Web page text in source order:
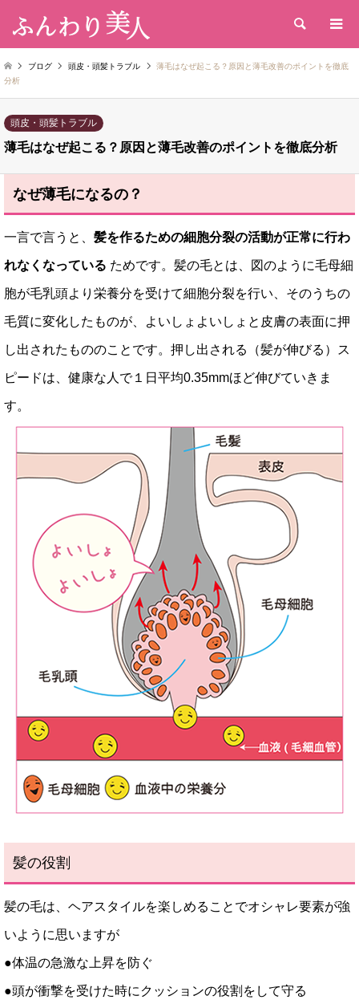
検索
ブログ 頭皮・頭髪トラブル
薄毛はなぜ起こる？原因と薄毛改善のポイントを徹底
分析
頭皮・頭髪トラブル
薄毛はなぜ起こる？原因と薄毛改善のポイントを徹底分析
なぜ薄毛になるの？
一言で言うと、 髪を作るための細胞分裂の活動が正常に行わ
れなくなっている ためです。髪の毛とは、図のように毛母細
胞が毛乳頭より栄養分を受けて細胞分裂を行い、そのうちの
毛質に変化したものが、よいしょよいしょと皮膚の表面に押
し出されたもののことです。押し出される（髪が伸びる）ス
ピードは、健康な人で１日平均0.35mmほど伸びていきま
す。
髪の役割
髪の毛は、ヘアスタイルを楽しめることでオシャレ要素が強
いように思いますが
●体温の急激な上昇を防ぐ
●頭が衝撃を受けた時にクッションの役割をして守る